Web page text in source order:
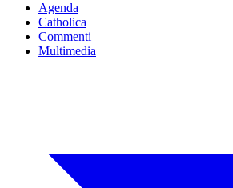
Agenda
Catholica
Commenti
Multimedia